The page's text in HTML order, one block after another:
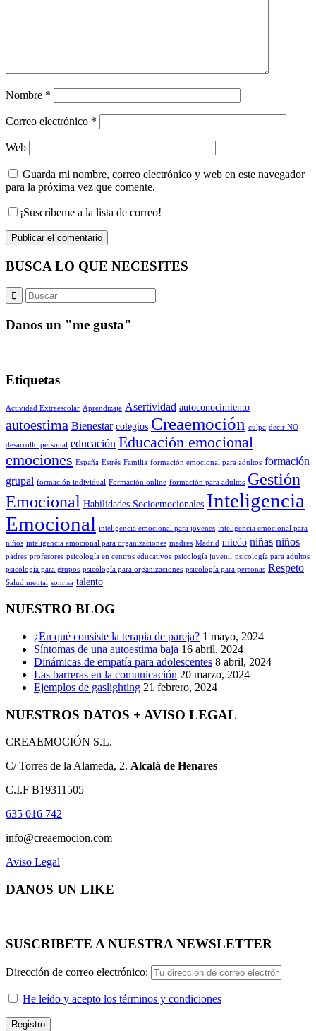
Nombre *
Correo electrónico *
Web
Guarda mi nombre, correo electrónico y web en este navegador
para la próxima vez que comente.
¡Suscríbeme a la lista de correo!
BUSCA LO QUE NECESITES
Danos un "me gusta"
Etiquetas
Actividad Extraescolar Aprendizaje Asertividad autoconocimiento
autoestima Bienestar colegios Creaemoción culpa decir NO
desarrollo personal educación Educación emocional
emociones España Estrés Familia formación emocional para adultos formación
grupal formación individual Formación online formación para adultos Gestión
Emocional Habilidades Socioemocionales Inteligencia
Emocional inteligencia emocional para jóvenes inteligencia emocional para
niños inteligencia emocional para organizaciones madres Madrid miedo niñas niños
padres profesores psicología en centros educativos psicología juvenil psicología para adultos
psicología para grupos psicología para organizaciones psicología para personas Respeto
Salud mental sonrisa talento
NUESTRO BLOG
¿En qué consiste la terapia de pareja? 1 mayo, 2024
Síntomas de una autoestima baja 16 abril, 2024
Dinámicas de empatía para adolescentes 8 abril, 2024
Las barreras en la comunicación 20 marzo, 2024
Ejemplos de gaslighting 21 febrero, 2024
NUESTROS DATOS + AVISO LEGAL
CREAEMOCIÓN S.L.
C/ Torres de la Alameda, 2. Alcalá de Henares
C.I.F B19311505
635 016 742
info@creaemocion.com
Aviso Legal
DANOS UN LIKE
SUSCRIBETE A NUESTRA NEWSLETTER
Dirección de correo electrónico:
He leído y acepto los términos y condiciones